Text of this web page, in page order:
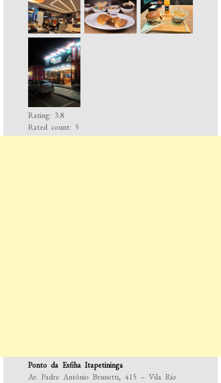
Rating: 3.8
Rated count: 5
Ponto da Esfiha Itapetininga
Av. Padre Antônio Brunetti, 415 – Vila Rio